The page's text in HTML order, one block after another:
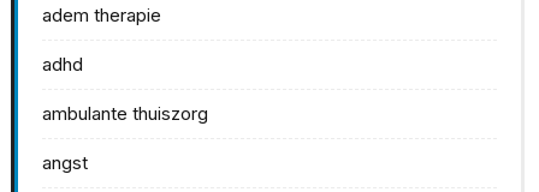
adem therapie
adhd
ambulante thuiszorg
angst